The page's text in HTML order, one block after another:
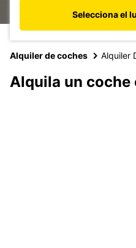
Selecciona el
Alquiler de coches Alquiler
Alquila un coche